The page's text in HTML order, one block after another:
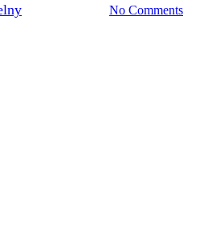
No Comments